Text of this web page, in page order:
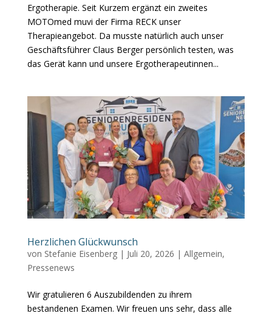
Ergotherapie. Seit Kurzem ergänzt ein zweites
MOTOmed muvi der Firma RECK unser
Therapieangebot. Da musste natürlich auch unser
Geschäftsführer Claus Berger persönlich testen, was
das Gerät kann und unsere Ergotherapeutinnen...
Herzlichen Glückwunsch
von Stefanie Eisenberg| Juli 20, 2026 | Allgemein,
Pressenews
Wir gratulieren 6 Auszubildenden zu ihrem
bestandenen Examen. Wir freuen uns sehr, dass alle